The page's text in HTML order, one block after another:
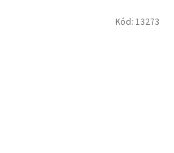
Kód: 13273